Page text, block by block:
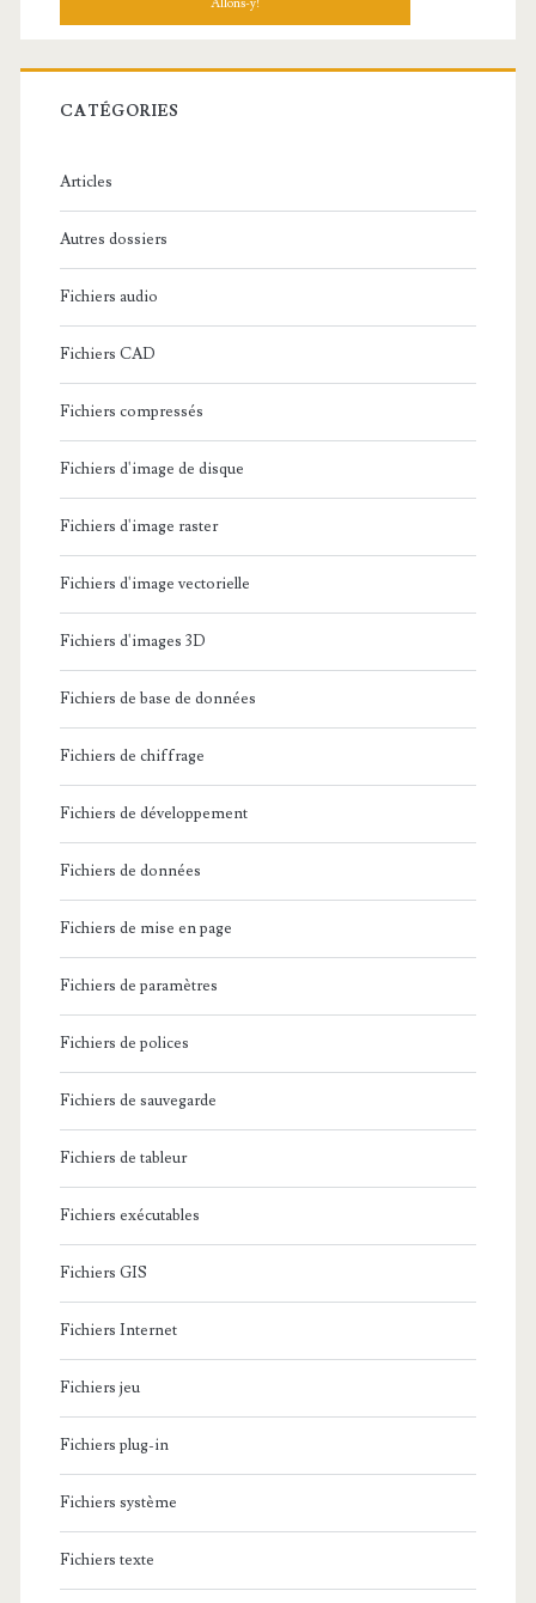
h
r
c
:
CATÉGORIES
Articles
Autres dossiers
Fichiers audio
Fichiers CAD
Fichiers compressés
Fichiers d'image de disque
Fichiers d'image raster
Fichiers d'image vectorielle
Fichiers d'images 3D
Fichiers de base de données
Fichiers de chiffrage
Fichiers de développement
Fichiers de données
Fichiers de mise en page
Fichiers de paramètres
Fichiers de polices
Fichiers de sauvegarde
Fichiers de tableur
Fichiers exécutables
Fichiers GIS
Fichiers Internet
Fichiers jeu
Fichiers plug-in
Fichiers système
Fichiers texte